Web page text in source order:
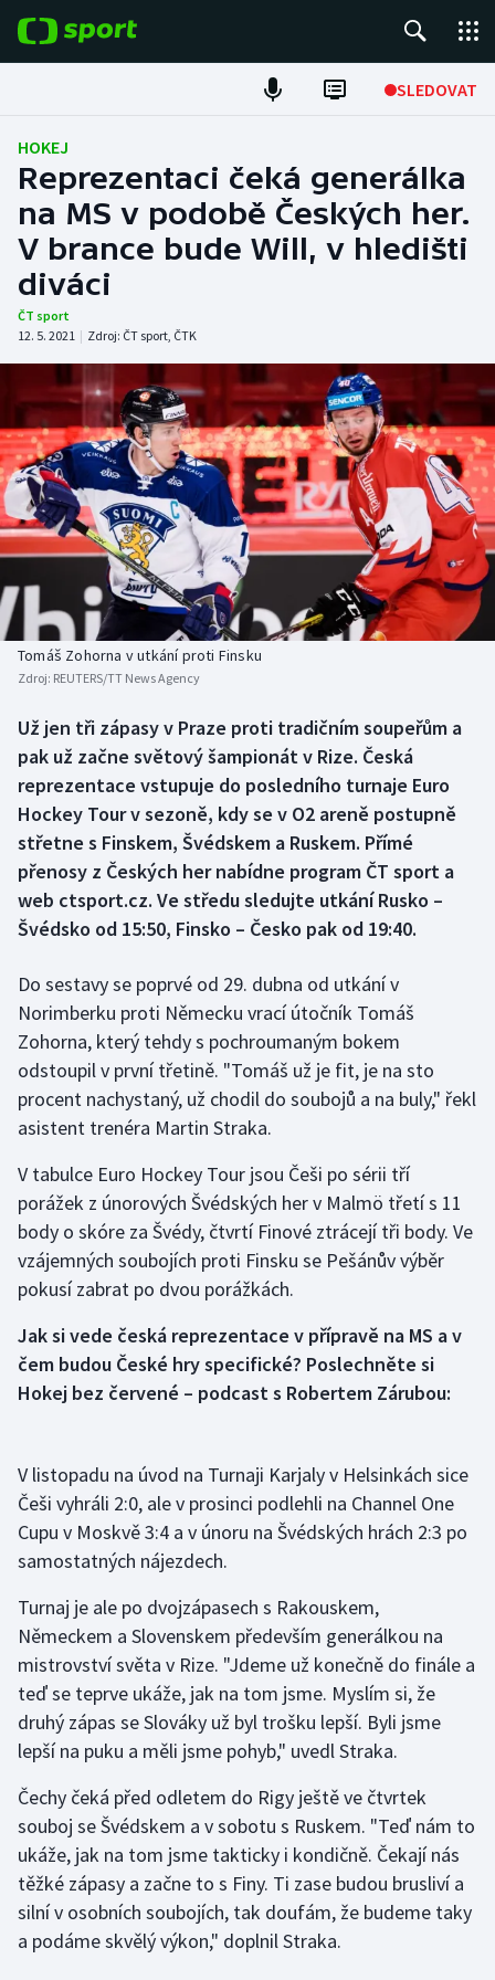
SLEDOVAT
Fotbal
Hokej
Tenis
Atletika
DALŠÍ SPORTY
Americký fotbal
Baseball a softbal
Basketbal
Biatlon
Boby a skeleton
Box
Dostihy
Florbal
Futsal
Golf
Gymnastika
Házená
Judo
Krasobruslení
Lyže a snowboard
Motorsport
Olympijské hry
Parasport
Plavání
Plážový volejbal
Ragby
Rychlobruslení
Rychlostní kanoistika
Short track
Sportovní střelba
NEPŘEHLÉDNĚTE
Soutěže
Historické návraty
Aplikace ČT sport
AZ kvíz
HOKEJ
Reprezentaci čeká generálka
na MS v podobě Českých her.
V brance bude Will, v hledišti
diváci
ČT sport
12. 5. 2021 | Zdroj: ČT sport, ČTK
Tomáš Zohorna v utkání proti Finsku
Zdroj: REUTERS/TT News Agency
Už jen tři zápasy v Praze proti tradičním soupeřům a
pak už začne světový šampionát v Rize. Česká
reprezentace vstupuje do posledního turnaje Euro
Hockey Tour v sezoně, kdy se v O2 areně postupně
střetne s Finskem, Švédskem a Ruskem. Přímé
přenosy z Českých her nabídne program ČT sport a
web ctsport.cz. Ve středu sledujte utkání Rusko –
Švédsko od 15:50, Finsko – Česko pak od 19:40.
Do sestavy se poprvé od 29. dubna od utkání v
Norimberku proti Německu vrací útočník Tomáš
Zohorna, který tehdy s pochroumaným bokem
odstoupil v první třetině. "Tomáš už je fit, je na sto
procent nachystaný, už chodil do soubojů a na buly," řekl
asistent trenéra Martin Straka.
V tabulce Euro Hockey Tour jsou Češi po sérii tří
porážek z únorových Švédských her v Malmö třetí s 11
body o skóre za Švédy, čtvrtí Finové ztrácejí tři body. Ve
vzájemných soubojích proti Finsku se Pešánův výběr
pokusí zabrat po dvou porážkách.
Jak si vede česká reprezentace v přípravě na MS a v
čem budou České hry specifické? Poslechněte si
Hokej bez červené – podcast s Robertem Zárubou:
V listopadu na úvod na Turnaji Karjaly v Helsinkách sice
Češi vyhráli 2:0, ale v prosinci podlehli na Channel One
Cupu v Moskvě 3:4 a v únoru na Švédských hrách 2:3 po
samostatných nájezdech.
Turnaj je ale po dvojzápasech s Rakouskem,
Německem a Slovenskem především generálkou na
mistrovství světa v Rize. "Jdeme už konečně do finále a
teď se teprve ukáže, jak na tom jsme. Myslím si, že
druhý zápas se Slováky už byl trošku lepší. Byli jsme
lepší na puku a měli jsme pohyb," uvedl Straka.
Čechy čeká před odletem do Rigy ještě ve čtvrtek
souboj se Švédskem a v sobotu s Ruskem. "Teď nám to
ukáže, jak na tom jsme takticky i kondičně. Čekají nás
těžké zápasy a začne to s Finy. Ti zase budou brusliví a
silní v osobních soubojích, tak doufám, že budeme taky
a podáme skvělý výkon," doplnil Straka.